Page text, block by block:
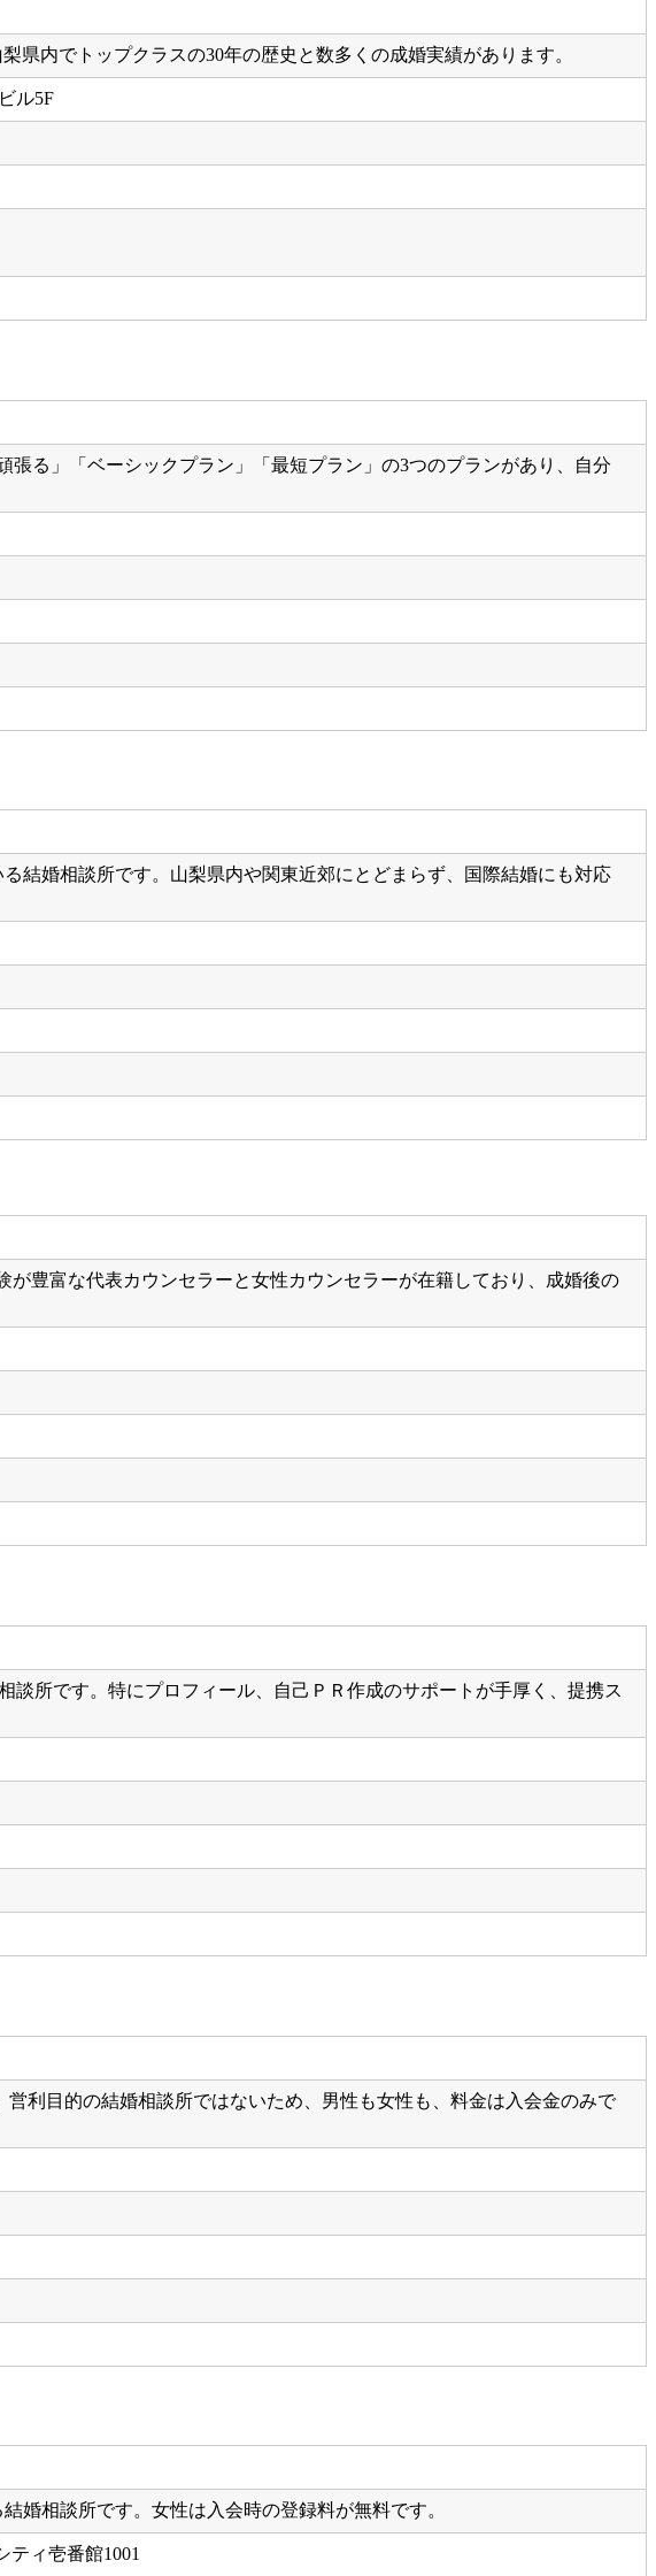
内でトップクラスの30年の歴史と数多くの成婚実績があります。
ル5F
る」「ベーシックプラン」「最短プラン」の3つのプランがあり、自分
結婚相談所です。山梨県内や関東近郊にとどまらず、国際結婚にも対応
が豊富な代表カウンセラーと女性カウンセラーが在籍しており、成婚後の
所です。特にプロフィール、自己ＰＲ作成のサポートが手厚く、提携ス
利目的の結婚相談所ではないため、男性も女性も、料金は入会金のみで
婚相談所です。女性は入会時の登録料が無料です。
ィ壱番館1001